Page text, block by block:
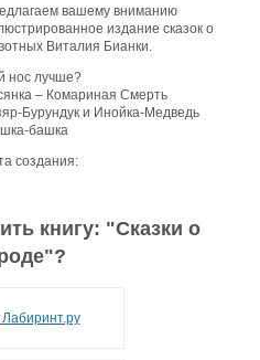
вашему вниманию
издание сказок о
Виталия Бианки.
нос лучше?
– Комариная Смерть
Бурундук и Инойка-Медведь
башка
создания:
книгу: "Сказки о
"?